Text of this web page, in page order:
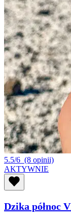
5.5/6 (8 opinii)
AKTYWNIE
Dzika północ